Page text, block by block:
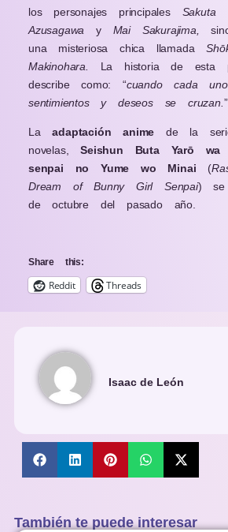
los personajes principales Sakuta
Azusagawa y Mai Sakurajima,
una misteriosa chica llamada
Makinohara.
La historia de esta
describe como: “cuando cada
sentimientos y deseos se cruzan. ”
Laadaptación anime de la
novelas,Seishun Buta Yarō wa
senpai no Yume wo Minai (
Dream of Bunny Girl Senpai) se
de octubre del pasado año.
Share this:
Reddit Threads
Isaac de León
También te puede interesar